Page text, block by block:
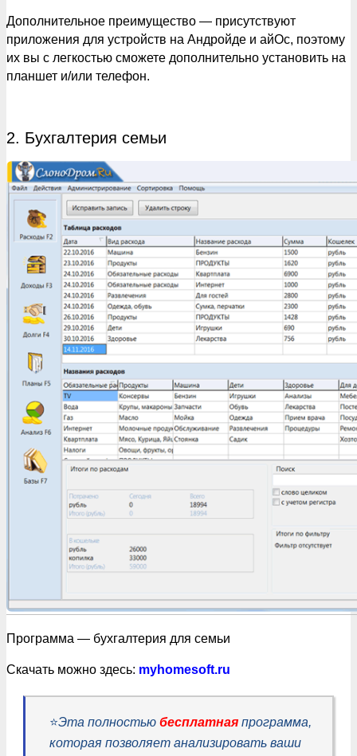
Дополнительное преимущество — присутствуют
приложения для устройств на Андройде и айОс, поэтому
их вы с легкостью сможете дополнительно установить на
планшет и/или телефон.
2. Бухгалтерия семьи
Программа — бухгалтерия для семьи
Скачать можно здесь: myhomesoft.ru
⭐️Эта полностью бесплатная программа,
которая позволяет анализировать ваши